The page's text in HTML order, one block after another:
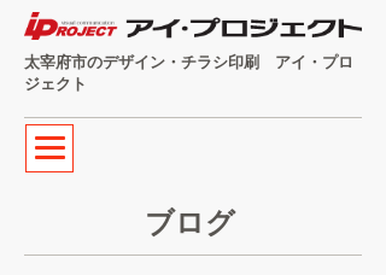
太宰府市のデザイン・チラシ印刷 アイ・プロ
ジェクト
ブログ